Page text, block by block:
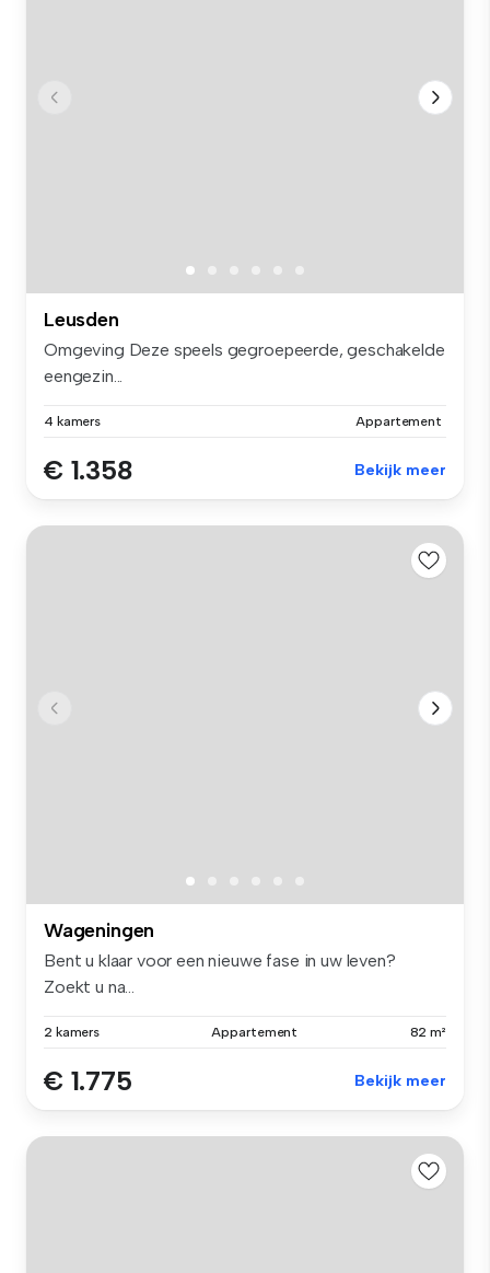
Leusden
Omgeving Deze speels gegroepeerde, geschakelde
eengezin...
4 kamers Appartement
€ 1.358 Bekijk meer
Wageningen
Bent u klaar voor een nieuwe fase in uw leven?
Zoekt u na...
2 kamers Appartement 82 m²
€ 1.775 Bekijk meer